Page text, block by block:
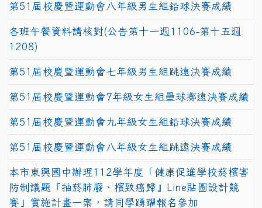
第51屆校慶暨運動會八年級男生組鉛球決賽成績
各班午餐資料請核對(公告第十一週1106-第十五週
1208)
第51屆校慶暨運動會七年級男生組跳遠決賽成績
第51屆校慶暨運動會7年級女生組壘球擲遠決賽成績
第51屆校慶暨運動會九年級女生組鉛球決賽成績
第51屆校慶暨運動會八年級女生組跳遠決賽成績
本市東興國中辦理112學年度「健康促進學校菸檳害
防制議題『抽菸肺廢、檳致癌歸』Line貼圖設計競
賽」實施計畫一案，請同學踴躍報名參加